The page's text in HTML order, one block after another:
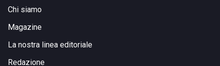
Chi siamo
Magazine
La nostra linea editoriale
Redazione